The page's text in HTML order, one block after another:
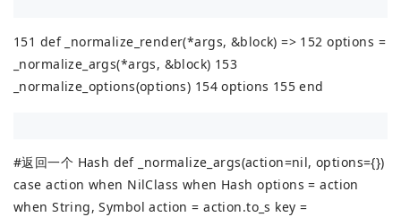
151 def _normalize_render(*args, &block) => 152 options =
_normalize_args(*args, &block) 153
_normalize_options(options) 154 options 155 end
#返回一个 Hash def _normalize_args(action=nil, options={})
case action when NilClass when Hash options = action
when String, Symbol action = action.to_s key =